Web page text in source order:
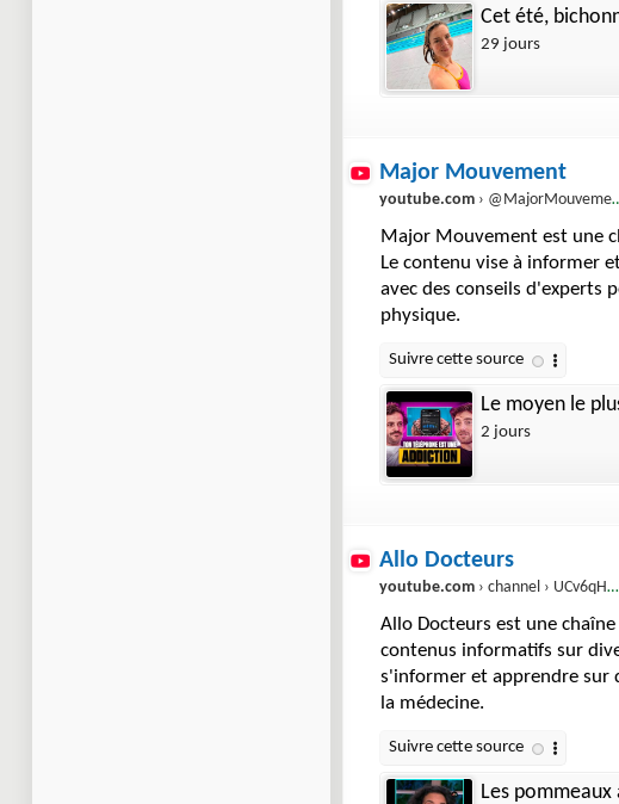
Cet été,
29 jours
Major Mouvement
youtube.com › @MajorMouvement
Major Mouvement est une
Le contenu vise à informer
avec des conseils d'experts
physique.
Le moyen le
2 jours
Allo Docteurs
youtube.com › channel › UCv6qHPwghGsyOfzEYZXcfKg
Allo Docteurs est une
contenus informatifs sur
s'informer et apprendre sur
la médecine.
Les